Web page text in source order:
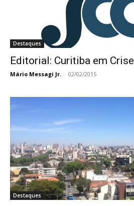
Destaques
Editorial: Curitiba em Crise
Mário Messagi Jr. - 02/02/2015
Destaques